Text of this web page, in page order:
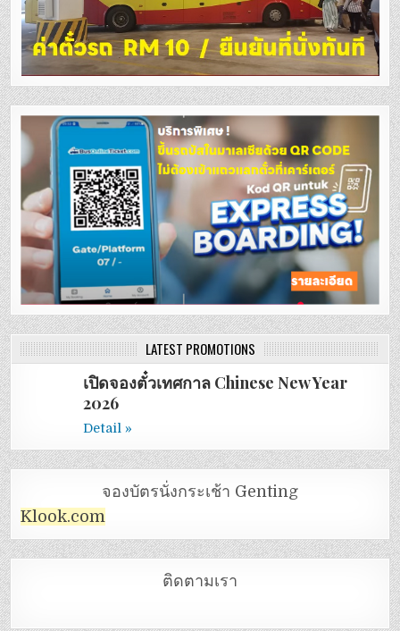
LATEST PROMOTIONS
เปิดจองตั๋วเทศกาล Chinese New Year
2026
Detail »
จองบัตรนั่งกระเช้า Genting
Klook.com
ติดตามเรา